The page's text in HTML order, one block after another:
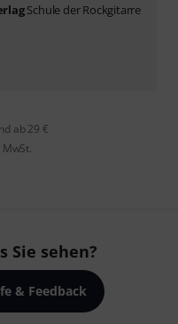
Schule der Rockgitarre
ab 29 €
Sie sehen?
& Feedback